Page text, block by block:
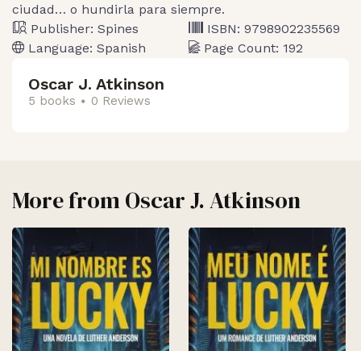
ciudad… o hundirla para siempre.
Publisher: Spines
Language: Spanish
ISBN: 9798902235569
Page Count: 192
Oscar J. Atkinson
5 books 0 Reviews
More from Oscar J. Atkinson